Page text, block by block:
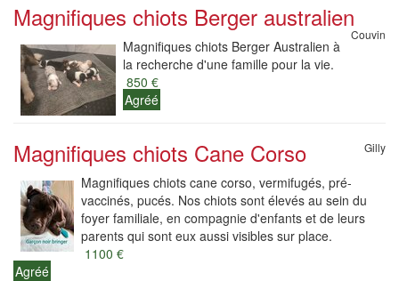
Magnifiques chiots Berger australien
Couvin
Magnifiques chiots Berger Australien à
la recherche d'une famille pour la vie.
850 €
Agréé
Magnifiques chiots Cane Corso Gilly
Magnifiques chiots cane corso, vermifugés, pré-
vaccinés, pucés. Nos chiots sont élevés au sein du
foyer familiale, en compagnie d'enfants et de leurs
parents qui sont eux aussi visibles sur place.
1100 €
Agréé